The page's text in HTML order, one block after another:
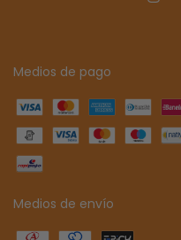
Medios de pago
Medios de envío